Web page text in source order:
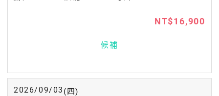
NT$16,900
候補
2026/09/03 (四)